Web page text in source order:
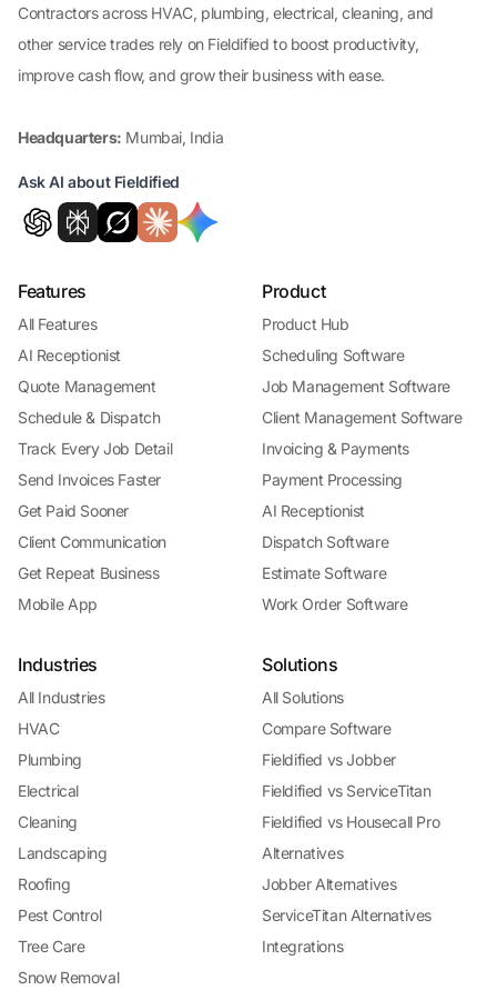
Contractors across HVAC, plumbing, electrical, cleaning, and
other service trades rely on Fieldified to boost productivity,
improve cash flow, and grow their business with ease.
Headquarters: Mumbai, India
Ask AI about Fieldified
Features
All Features
AI Receptionist
Quote Management
Schedule & Dispatch
Track Every Job Detail
Send Invoices Faster
Get Paid Sooner
Client Communication
Get Repeat Business
Mobile App
Product
Product Hub
Scheduling Software
Job Management Software
Client Management Software
Invoicing & Payments
Payment Processing
AI Receptionist
Dispatch Software
Estimate Software
Work Order Software
Industries
All Industries
HVAC
Plumbing
Electrical
Cleaning
Landscaping
Roofing
Pest Control
Tree Care
Snow Removal
Solutions
All Solutions
Compare Software
Fieldified vs Jobber
Fieldified vs ServiceTitan
Fieldified vs Housecall Pro
Alternatives
Jobber Alternatives
ServiceTitan Alternatives
Integrations